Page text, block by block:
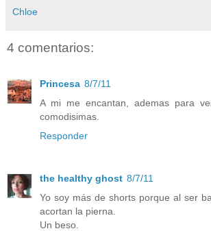
Chloe
4 comentarios:
Princesa 8/7/11
A mi me encantan, ademas para
comodisimas.
Responder
the healthy ghost 8/7/11
Yo soy más de shorts porque al ser
acortan la pierna.
Un beso.